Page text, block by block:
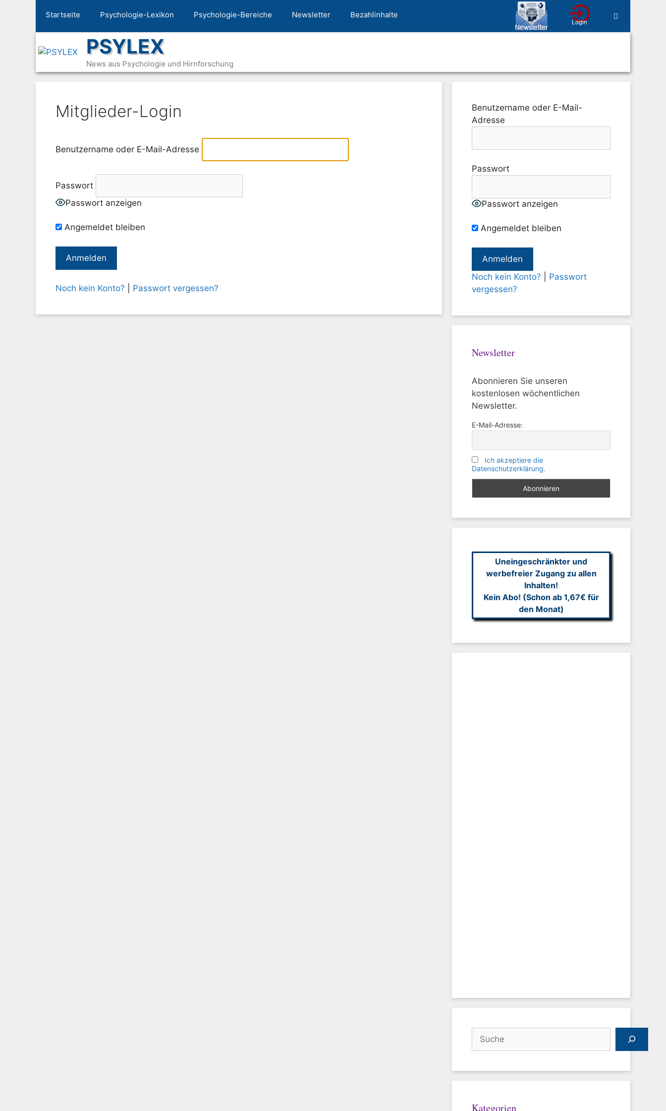
Startseite Psychologie-Lexikon Psychologie-Bereiche Newsletter Bezahlinhalte
PSYLEX
News aus Psychologie und Hirnforschung
Mitglieder-Login
Benutzername oder E-Mail-Adresse
Passwort
Passwort anzeigen
Angemeldet bleiben
Noch kein Konto? Passwort vergessen?
Benutzername oder E-Mail-
Adresse
Passwort
Passwort anzeigen
Angemeldet bleiben
Noch kein Konto?
Passwort
vergessen?
Newsletter
Abonnieren Sie unseren
kostenlosen wöchentlichen
Newsletter.
E-Mail-Adresse:
Ich akzeptiere die
Datenschutzerklärung.
Uneingeschränkter und
werbefreier Zugang zu allen
Inhalten!
Kein Abo! (Schon ab 1,67€ für
den Monat)
Kategorien